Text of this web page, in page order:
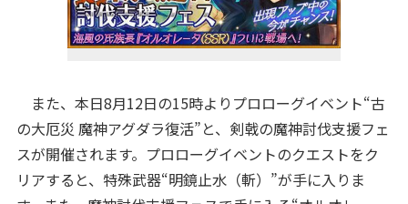
また、本日8月12日の15時よりプロローグイベント“古
の大厄災 魔神アグダラ復活”と、剣戟の魔神討伐支援フェ
スが開催されます。プロローグイベントのクエストをク
リアすると、特殊武器“明鏡止水（斬）”が手に入りま